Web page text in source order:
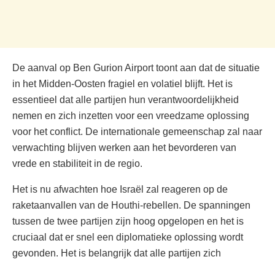
De aanval op Ben Gurion Airport toont aan dat de situatie
in het Midden-Oosten fragiel en volatiel blijft. Het is
essentieel dat alle partijen hun verantwoordelijkheid
nemen en zich inzetten voor een vreedzame oplossing
voor het conflict. De internationale gemeenschap zal naar
verwachting blijven werken aan het bevorderen van
vrede en stabiliteit in de regio.
Het is nu afwachten hoe Israël zal reageren op de
raketaanvallen van de Houthi-rebellen. De spanningen
tussen de twee partijen zijn hoog opgelopen en het is
cruciaal dat er snel een diplomatieke oplossing wordt
gevonden. Het is belangrijk dat alle partijen zich